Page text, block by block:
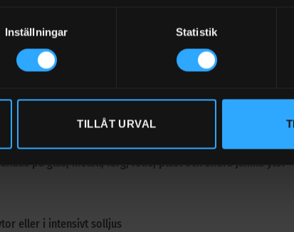
Inställningar Statistik
TILLÅT URVAL
på glas, metall, färg, folie, plast och andra jämna ytor
eller i intensivt solljus